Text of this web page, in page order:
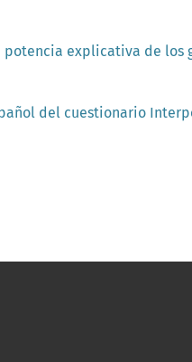
potencia explicativa de los
del cuestionario